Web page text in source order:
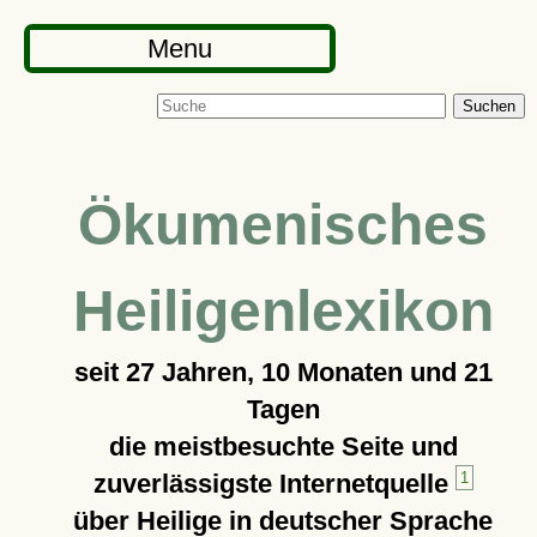
Menu
Suchen
Ökumenisches
Heiligenlexikon
seit 27 Jahren, 10 Monaten und 21
Tagen
die meistbesuchte Seite und
zuverlässigste Internetquelle
1
über Heilige in deutscher Sprache